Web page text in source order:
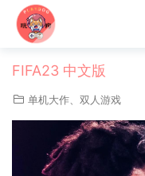
FIFA23 中文版
单机大作 双人游戏